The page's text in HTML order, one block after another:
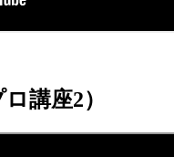
講座2）